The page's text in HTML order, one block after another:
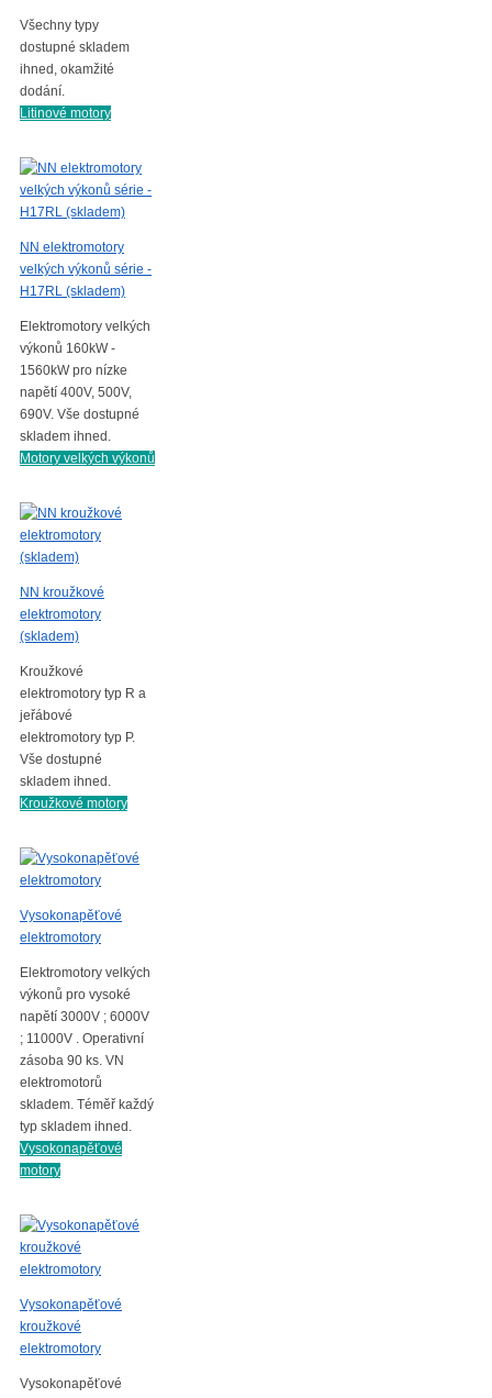
Všechny typy
dostupné skladem
ihned, okamžité
dodání.
Litinové motory
NN elektromotory
velkých výkonů série -
H17RL (skladem)
Elektromotory velkých
výkonů 160kW -
1560kW pro nízke
napětí 400V, 500V,
690V. Vše dostupné
skladem ihned.
Motory velkých výkonů
NN kroužkové
elektromotory
(skladem)
Kroužkové
elektromotory typ R a
jeřábové
elektromotory typ P.
Vše dostupné
skladem ihned.
Kroužkové motory
Vysokonapěťové
elektromotory
Elektromotory velkých
výkonů pro vysoké
napětí 3000V ; 6000V
; 11000V . Operativní
zásoba 90 ks. VN
elektromotorů
skladem. Téměř každý
typ skladem ihned.
Vysokonapěťové
motory
Vysokonapěťové
kroužkové
elektromotory
Vysokonapěťové